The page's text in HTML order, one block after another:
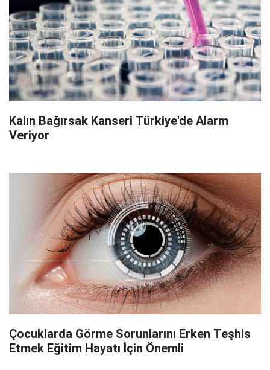
Kalın Bağırsak Kanseri Türkiye'de Alarm
Veriyor
Çocuklarda Görme Sorunlarını Erken Teşhis
Etmek Eğitim Hayatı İçin Önemli